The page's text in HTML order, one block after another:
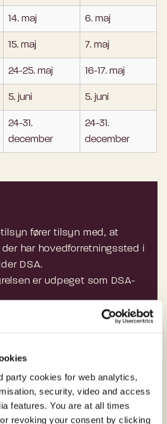
party cookies for web analytics,
security, video and access
features. You are at all times
revoking your consent by clicking
14. maj 6. maj
15. maj 7. maj
24-25. maj 16-17. maj
5. juni 5. juni
24-31.
december
24-31.
december
fører tilsyn med, at
har hovedforretningssted i
DSA.
er udpeget som DSA-
hvis du fx har spørgsmål